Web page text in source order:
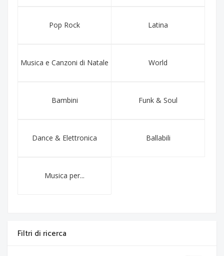
Pop Rock Latina
Musica e Canzoni di Natale World
Bambini Funk & Soul
Dance & Elettronica Ballabili
Musica per...
Filtri di ricerca